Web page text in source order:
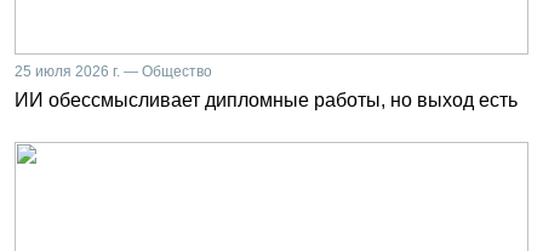
25 июля 2026 г. — Общество
ИИ обессмысливает дипломные работы, но выход есть